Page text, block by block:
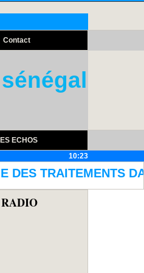
Contact
ECHOS
10:23
LES PRISONS